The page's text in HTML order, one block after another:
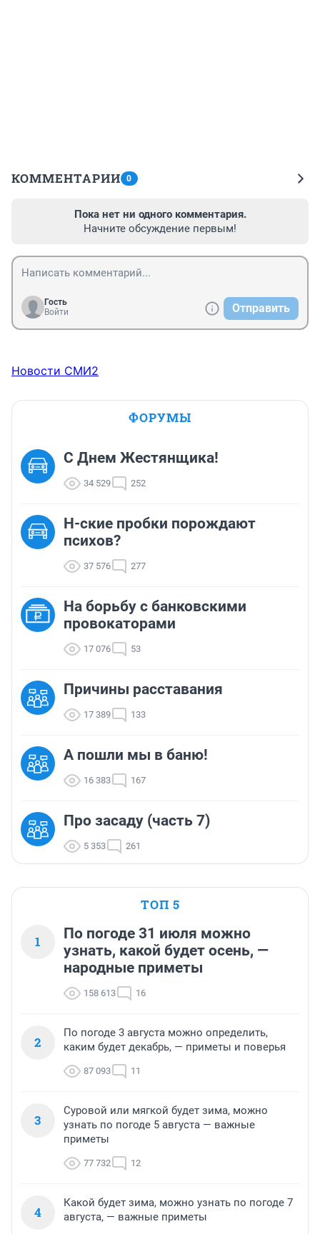
КОММЕНТАРИИ 0
Пока нет ни одного комментария.
Начните обсуждение первым!
Гость
Войти
Отправить
Новости СМИ2
ФОРУМЫ
С Днем Жестянщика!
34 529 252
Н-ские пробки порождают
психов?
37 576 277
На борьбу с банковскими
провокаторами
17 076 53
Причины расставания
17 389 133
А пошли мы в баню!
16 383 167
Про засаду (часть 7)
5 353 261
ТОП 5
1
По погоде 31 июля можно
узнать, какой будет осень, —
народные приметы
158 613 16
2
По погоде 3 августа можно определить,
каким будет декабрь, — приметы и поверья
87 093 11
3
Суровой или мягкой будет зима, можно
узнать по погоде 5 августа — важные
приметы
77 732 12
4
Какой будет зима, можно узнать по погоде 7
августа, — важные приметы